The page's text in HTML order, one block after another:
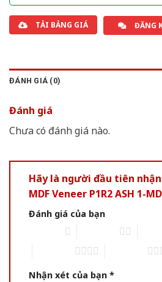
TẢI BẢNG GIÁ ĐĂNG
ĐÁNH GIÁ (0)
Đánh giá
Chưa có đánh giá nào.
Hãy là người đầu tiên
MDF Veneer P1R2 ASH 1-
Đánh giá của bạn
Nhận xét của bạn *